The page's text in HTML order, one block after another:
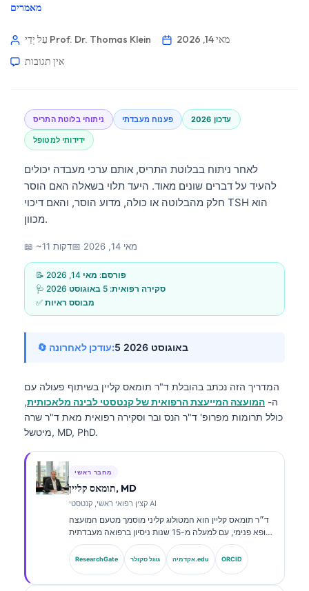
מאמרים
עַל יְדֵי Prof. Dr. Thomas Klein
מאי 14, 2026
אין תגובות
ניתוחי בלוטת התריס פענוח מעבדתי עדכון 2026
ידידותי למטופל
לאחר ניתוח בבלוטת התריס, אותם ערכי מעבדה יכולים
להעיד על דברים שונים מאוד. היעד תלוי בשאלה האם הוסר
חלק מהבלוטה או כולה, מדוע הוסר, והאם דיכוי TSH הוא
מכוון.
📖 ~11 דקות📅 מאי 14, 2026
📝 פורסם: מאי 14, 2026
🩺 סקירה רפואית: 5 באוגוסט 2026
✅ מבוסס ראיות
🔄 עודכן לאחרונה: 5 באוגוסט 2026
המדריך הזה נכתב בהובלת ד"ר תומאס קליין בשיתוף פעולה עם
ה- המועצה המייעצת הרפואית של קנטסטי לבינה מלאכותית,
כולל תרומות מפרופ' ד"ר הנס ובר וסקירה רפואית מאת ד"ר שרה
מיטשל, MD, PhD.
מחבר ראשי
תומאס קליין, MD
קצין רפואי ראשי, קנטסטי AI
ד״ר תומאס קליין הוא המטולוג קליני מוסמך מטעם המועצה
ורופא פנימי, עם למעלה מ-15 שנות ניסיון ברפואה מעבדתית
ובניתוח קליני בסיוע בינה מלאכותית. כמנהל הרפואה הראשי
ב-Kantesti AI, הוא מספק פיקוח קליני על הדיוק הרפואי של
רשת הנוירונים הקניינית. ד״ר קליין פרסם רבות בנושאי
ResearchGate גוגל סקולר אקדמיה.edu ORCID